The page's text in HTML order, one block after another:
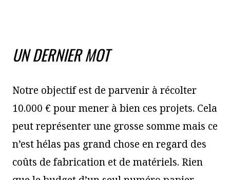
UN DERNIER MOT
Notre objectif est de parvenir à récolter
10.000 € pour mener à bien ces projets. Cela
peut représenter une grosse somme mais ce
n’est hélas pas grand chose en regard des
coûts de fabrication et de matériels. Rien